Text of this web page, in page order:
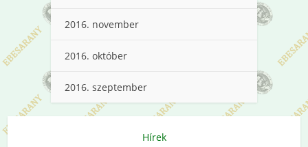
2016. november
2016. október
2016. szeptember
Hírek